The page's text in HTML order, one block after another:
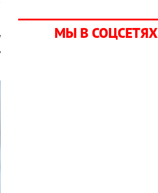
МЫ В СОЦСЕТЯХ